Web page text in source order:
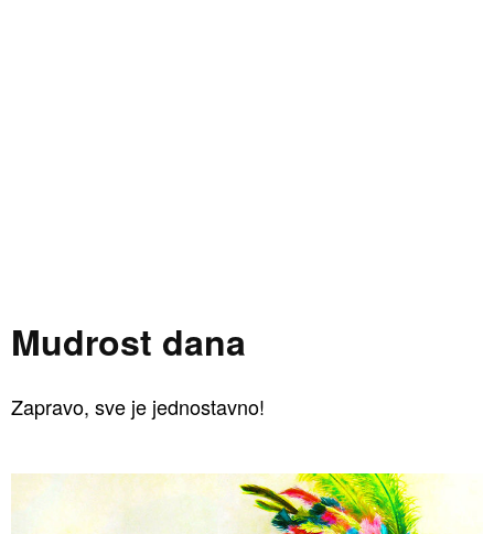
Mudrost dana
Zapravo, sve je jednostavno!